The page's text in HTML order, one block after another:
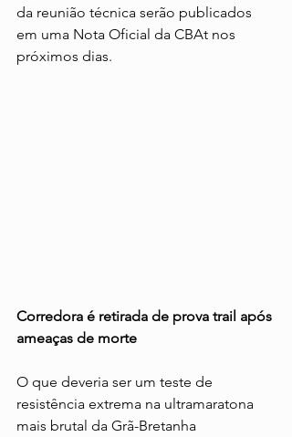
da reunião técnica serão publicados
em uma Nota Oficial da CBAt nos
próximos dias.
Corredora é retirada de prova trail após
ameaças de morte
O que deveria ser um teste de
resistência extrema na ultramaratona
mais brutal da Grã-Bretanha